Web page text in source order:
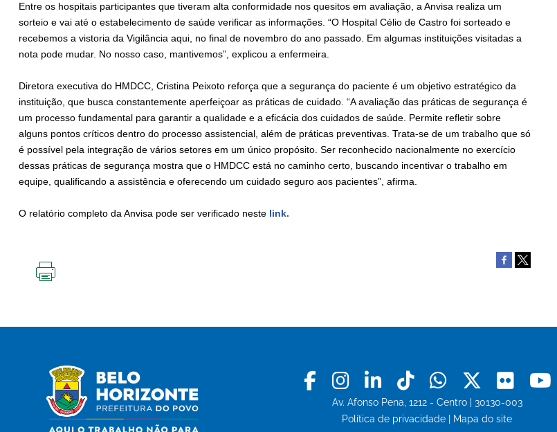
Entre os hospitais participantes que tiveram alta conformidade nos quesitos em avaliação, a Anvisa realiza um
sorteio e vai até o estabelecimento de saúde verificar as informações. “O Hospital Célio de Castro foi sorteado e
recebemos a vistoria da Vigilância aqui, no final de novembro do ano passado. Em algumas instituições visitadas a
nota pode mudar. No nosso caso, mantivemos”, explicou a enfermeira.
Diretora executiva do HMDCC, Cristina Peixoto reforça que a segurança do paciente é um objetivo estratégico da
instituição, que busca constantemente aperfeiçoar as práticas de cuidado. “A avaliação das práticas de segurança é
um processo fundamental para garantir a qualidade e a eficácia dos cuidados de saúde. Permite refletir sobre
alguns pontos críticos dentro do processo assistencial, além de práticas preventivas. Trata-se de um trabalho que só
é possível pela integração de vários setores em um único propósito. Ser reconhecido nacionalmente no exercício
dessas práticas de segurança mostra que o HMDCC está no caminho certo, buscando incentivar o trabalho em
equipe, qualificando a assistência e oferecendo um cuidado seguro aos pacientes”, afirma.
O relatório completo da Anvisa pode ser verificado neste link.
Facebook
Instagram
LinkedinTiktokWhatsapp
X Flickr
Av. Afonso Pena, 1212 - Centro | 30130-003
Política de privacidade
Mapa do site